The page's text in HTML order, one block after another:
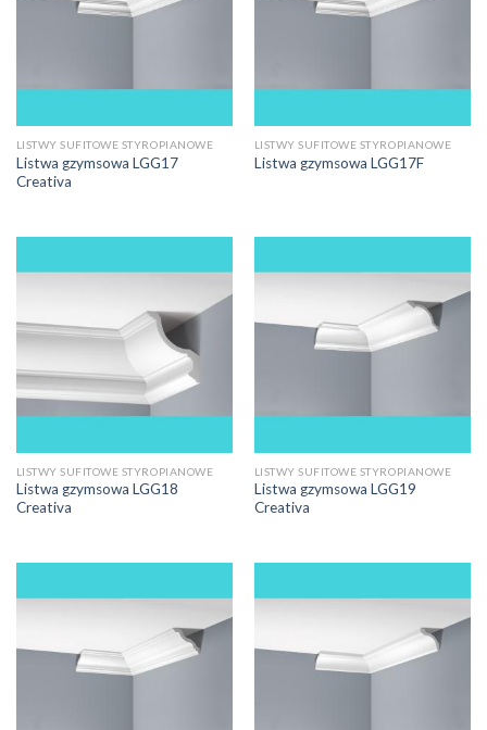
LISTWY SUFITOWE STYROPIANOWE
Listwa gzymsowa LGG17
Creativa
LISTWY SUFITOWE STYROPIANOWE
Listwa gzymsowa LGG17F
LISTWY SUFITOWE STYROPIANOWE
Listwa gzymsowa LGG18
Creativa
LISTWY SUFITOWE STYROPIANOWE
Listwa gzymsowa LGG19
Creativa